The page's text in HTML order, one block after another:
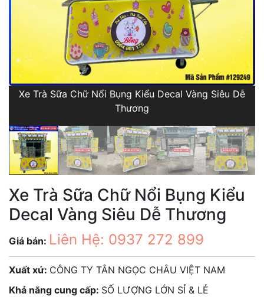
Xe Trà Sữa Chữ Nổi Bụng Kiểu Decal Vàng Siêu Dễ
Thương
Xe Trà Sữa Chữ Nổi Bụng Kiểu
Decal Vàng Siêu Dễ Thương
Giá bán: Liên Hệ: 0937 272 899
Xuất xứ: CÔNG TY TÂN NGỌC CHÂU VIỆT NAM
Khả năng cung cấp: SỐ LƯỢNG LỚN SỈ & LẺ